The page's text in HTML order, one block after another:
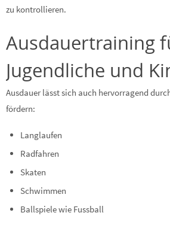
zu kontrollieren.
Ausdauertraining
Jugendliche und
Ausdauer lässt sich auch hervorragend
fördern:
Langlaufen
Radfahren
Skaten
Schwimmen
Ballspiele wie Fussball